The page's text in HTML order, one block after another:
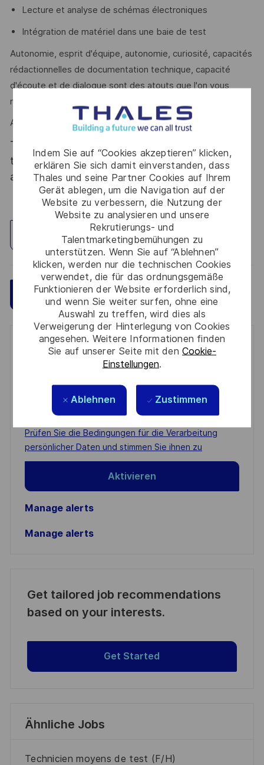
Indem Sie auf “Cookies akzeptieren” klicken,
erklären Sie sich damit einverstanden, dass
Thales und seine Partner Cookies auf Ihrem
Gerät ablegen, um die Navigation auf der
Website zu verbessern, die Nutzung der
Website zu analysieren und unsere
Rekrutierungs- und
Talentmarketingbemühungen zu
unterstützen. Wenn Sie auf “Ablehnen”
klicken, werden nur die technischen Cookies
verwendet, die für das ordnungsgemäße
Funktionieren der Website erforderlich sind,
und wenn Sie weiter surfen, ohne eine
Auswahl zu treffen, wird dies als
Verweigerung der Hinterlegung von Cookies
angesehen. Weitere Informationen finden
Sie auf unserer Seite mit den Cookie-
Einstellungen.
Ablehnen Zustimmen
Lecture et analyse de schémas électroniques
Intégration de matériel dans une baie de test
Autonomie, esprit d'équipe, autonomie, curiosité, capacités
rédactionnelles de documentation technique, capacité
d'écoute et de dialogue sont des atouts que l'on vous
reconnait ?
Alors ce poste est fait pour vous !
Thales, entreprise Handi-Engagée, reconnait
tous les talents. La diversité est notre meilleur
atout. Postulez et rejoignez nous !
Standort erkunden
Jetzt bewerben Speichern
Get notified for similar jobs
You'll receive updates once a week
address
(Required)
Required
Prüfen Sie die Bedingungen für die Verarbeitung
persönlicher Daten und stimmen Sie ihnen zu
Aktivieren
Manage alerts
Manage alerts
Get tailored job recommendations
based on your interests.
Get Started
Ähnliche Jobs
Technicien moyens de test (F/H)